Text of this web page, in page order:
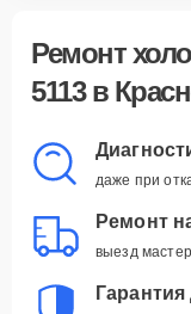
Ремонт
5113в
даже при
Ремонт
выезд
Гарантия